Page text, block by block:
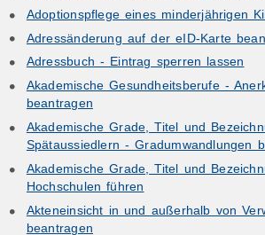
Adoptionspflege eines minderjährigen
Adressänderung auf der eID-Karte
Adressbuch - Eintrag sperren lassen
Akademische Gesundheitsberufe -
beantragen
Akademische Grade, Titel und
Spätaussiedlern - Gradumwandlungen
Akademische Grade, Titel und
Hochschulen führen
Akteneinsicht in und außerhalb von
beantragen